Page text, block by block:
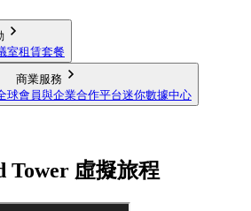
室租賃套餐
商業服務
球會員與企業合作平台迷你數據中心
Tower 虛擬旅程